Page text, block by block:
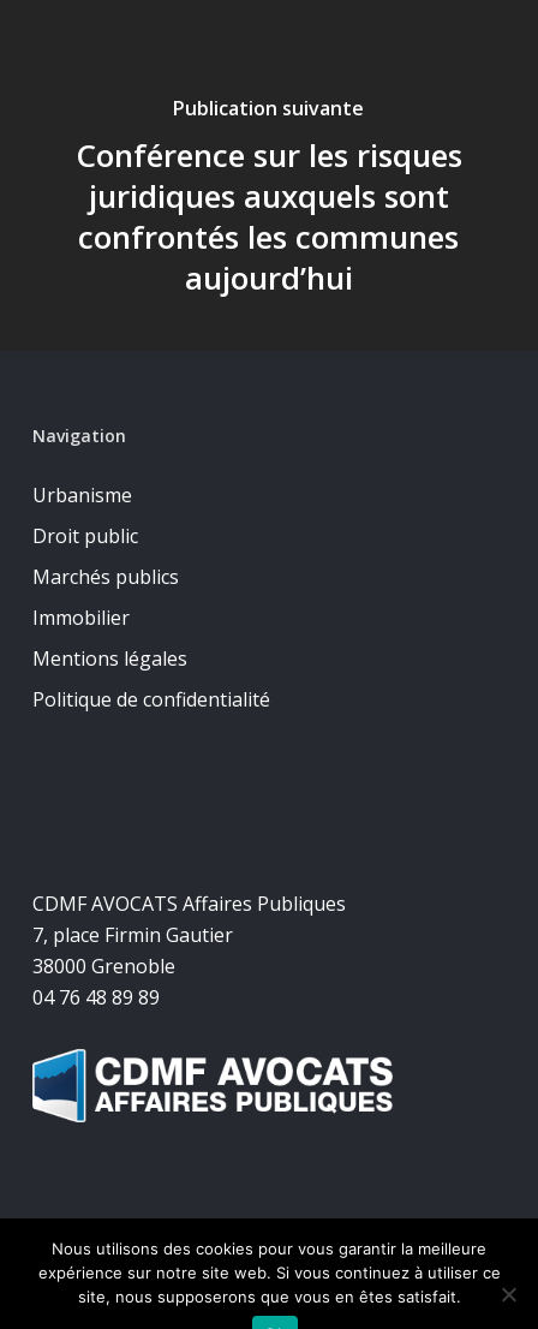
Publication suivante
Conférence sur les risques
juridiques auxquels sont
confrontés les communes
aujourd’hui
Navigation
Urbanisme
Droit public
Marchés publics
Immobilier
Mentions légales
Politique de confidentialité
CDMF AVOCATS Affaires Publiques
7, place Firmin Gautier
38000 Grenoble
04 76 48 89 89
© 2026 CDMF Avocats Affaires Publiques.
Nous utilisons des cookies pour vous garantir la meilleure
expérience sur notre site web. Si vous continuez à utiliser ce
site, nous supposerons que vous en êtes satisfait.